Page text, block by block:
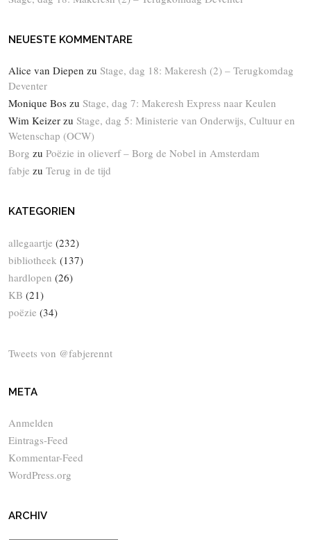
NEUESTE KOMMENTARE
Alice van Diepen zu Stage, dag 18: Makeresh (2) – Terugkomdag
Deventer
Monique Bos zu Stage, dag 7: Makeresh Express naar Keulen
Wim Keizer zu Stage, dag 5: Ministerie van Onderwijs, Cultuur en
Wetenschap (OCW)
Borg zu Poëzie in olieverf – Borg de Nobel in Amsterdam
fabje zu Terug in de tijd
KATEGORIEN
allegaartje (232)
bibliotheek (137)
hardlopen (26)
KB (21)
poëzie (34)
Tweets von @fabjerennt
META
Anmelden
Eintrags-Feed
Kommentar-Feed
WordPress.org
ARCHIV